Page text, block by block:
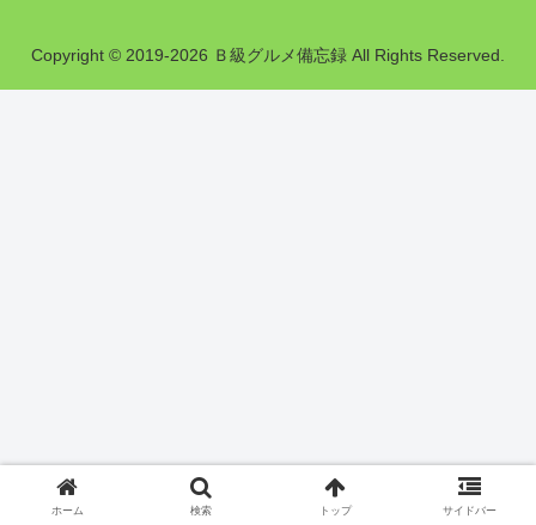
Copyright © 2019-2026 Ｂ級グルメ備忘録 All Rights Reserved.
ホーム 検索 トップ サイドバー